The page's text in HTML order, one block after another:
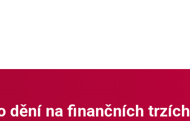
dění na finančních trzích